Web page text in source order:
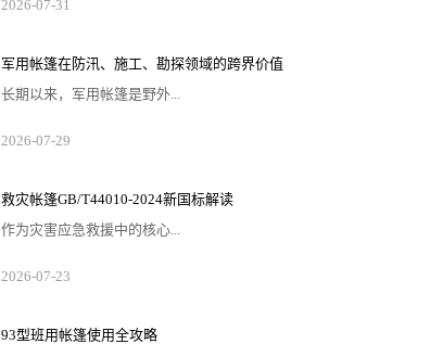
2026-07-31
军用帐篷在防汛、施工、勘探领域的跨界价值
长期以来，军用帐篷是野外...
2026-07-29
救灾帐篷GB/T44010-2024新国标解读
作为灾害应急救援中的核心...
2026-07-23
93型班用帐篷使用全攻略